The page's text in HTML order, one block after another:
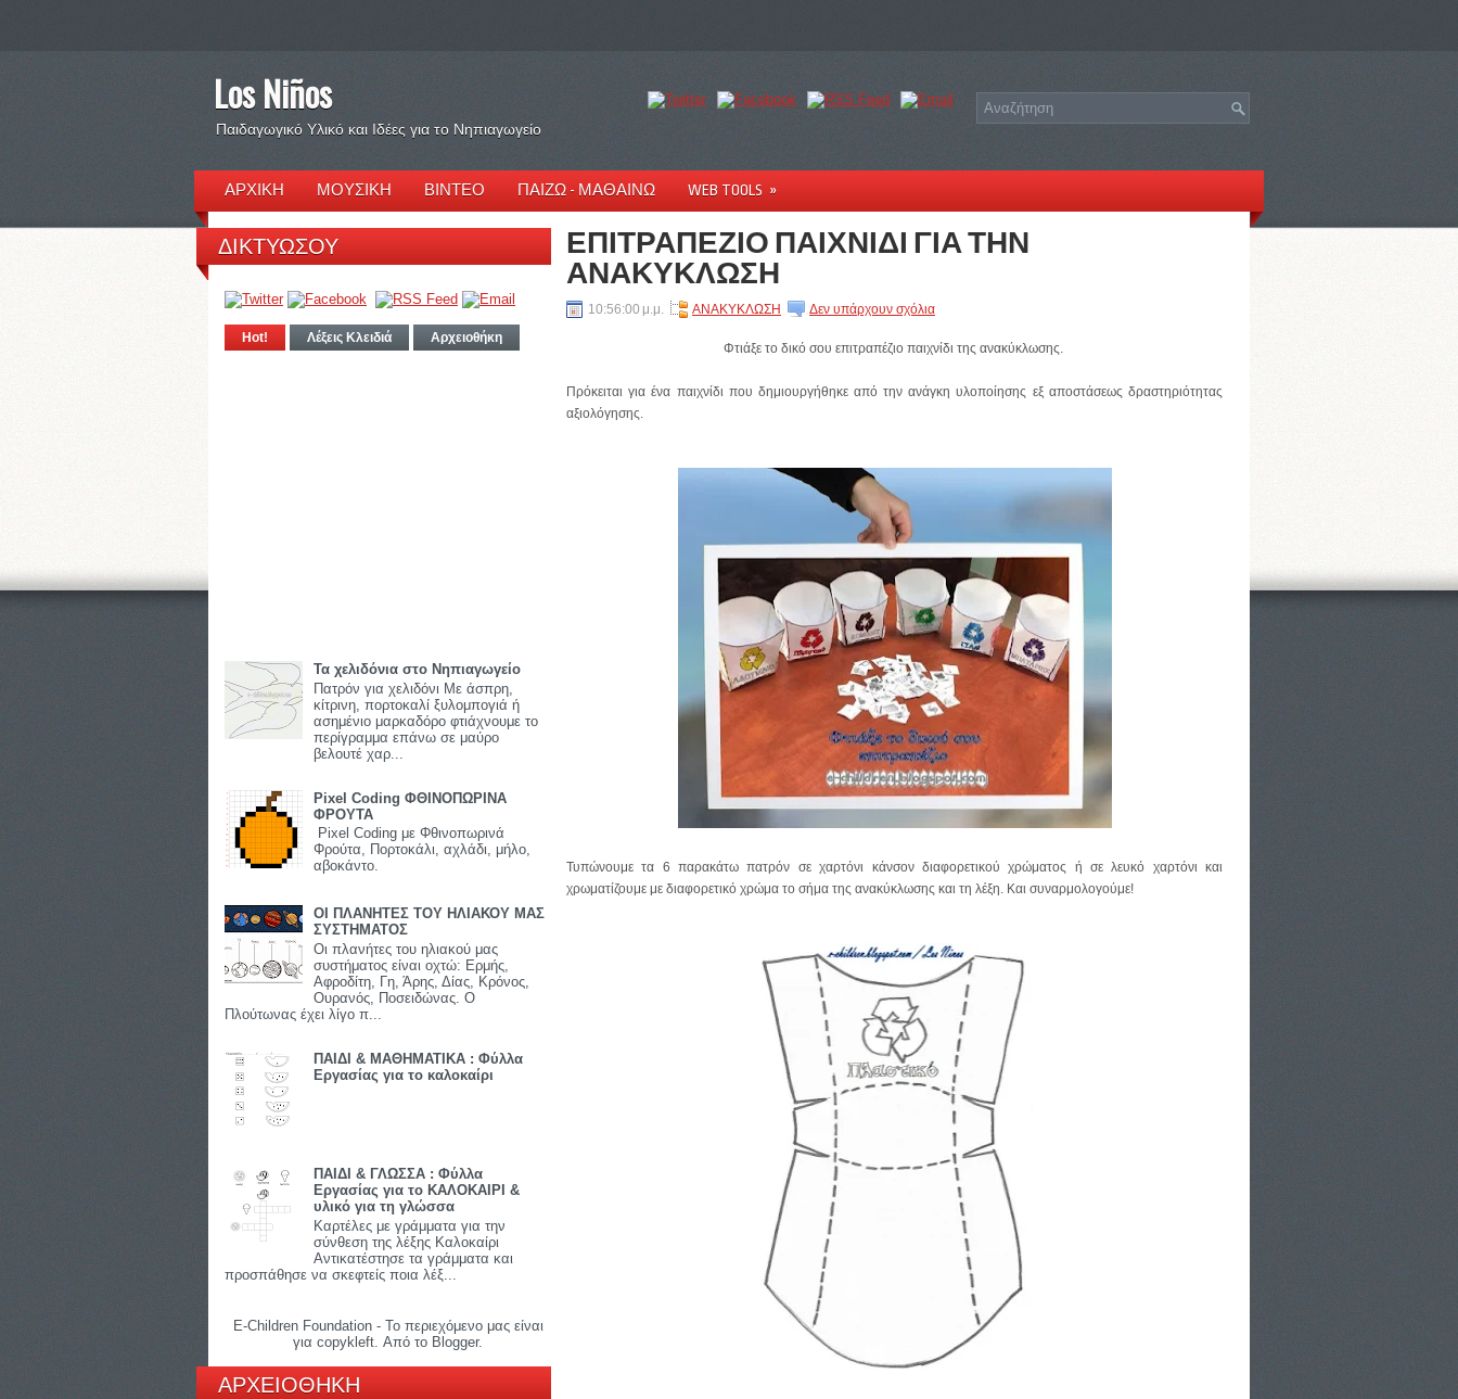
Los Niños
Παιδαγωγικό Υλικό και Ιδέες για το Νηπιαγωγείο
ΑΡΧΙΚΗ ΜΟΥΣΙΚΗ ΒΙΝΤΕΟ ΠΑΙΖΩ - ΜΑΘΑΙΝΩ WEB TOOLS »
ΔΙΚΤΥΩΣΟΥ
Hot! Λέξεις Κλειδιά Αρχειοθήκη
Τα χελιδόνια στο Νηπιαγωγείο
Πατρόν για χελιδόνι Με άσπρη,
κίτρινη, πορτοκαλί ξυλομπογιά ή
ασημένιο μαρκαδόρο φτιάχνουμε το
περίγραμμα επάνω σε μαύρο
βελουτέ χαρ...
Pixel Coding ΦΘΙΝΟΠΩΡΙΝΑ
ΦΡΟΥΤΑ
Pixel Coding με Φθινοπωρινά
Φρούτα, Πορτοκάλι, αχλάδι, μήλο,
αβοκάντο.
ΟΙ ΠΛΑΝΗΤΕΣ ΤΟΥ ΗΛΙΑΚΟΥ ΜΑΣ
ΣΥΣΤΗΜΑΤΟΣ
Οι πλανήτες του ηλιακού μας
συστήματος είναι οχτώ: Ερμής,
Αφροδίτη, Γη, Άρης, Δίας, Κρόνος,
Ουρανός, Ποσειδώνας. Ο
Πλούτωνας έχει λίγο π...
ΠΑΙΔΙ & ΜΑΘΗΜΑΤΙΚΑ : Φύλλα
Εργασίας για το καλοκαίρι
ΠΑΙΔΙ & ΓΛΩΣΣΑ : Φύλλα
Εργασίας για το ΚΑΛΟΚΑΙΡΙ &
υλικό για τη γλώσσα
Καρτέλες με γράμματα για την
σύνθεση της λέξης Καλοκαίρι
Αντικατέστησε τα γράμματα και
προσπάθησε να σκεφτείς ποια λέξ...
E-Children Foundation - Το περιεχόμενο μας είναι
για copykleft. Από το Blogger.
ΑΡΧΕΙΟΘΗΚΗ
ΕΠΙΤΡΑΠΕΖΙΟ ΠΑΙΧΝΙΔΙ ΓΙΑ ΤΗΝ
ΑΝΑΚΥΚΛΩΣΗ
10:56:00 μ.μ. ΑΝΑΚΥΚΛΩΣΗ Δεν υπάρχουν σχόλια
Φτιάξε το δικό σου επιτραπέζιο παιχνίδι της ανακύκλωσης.
Πρόκειται για ένα παιχνίδι που δημιουργήθηκε από την ανάγκη υλοποίησης εξ αποστάσεως δραστηριότητας
αξιολόγησης.
Τυπώνουμε τα 6 παρακάτω πατρόν σε χαρτόνι κάνσον διαφορετικού χρώματος ή σε λευκό χαρτόνι και
χρωματίζουμε με διαφορετικό χρώμα το σήμα της ανακύκλωσης και τη λέξη. Και συναρμολογούμε!